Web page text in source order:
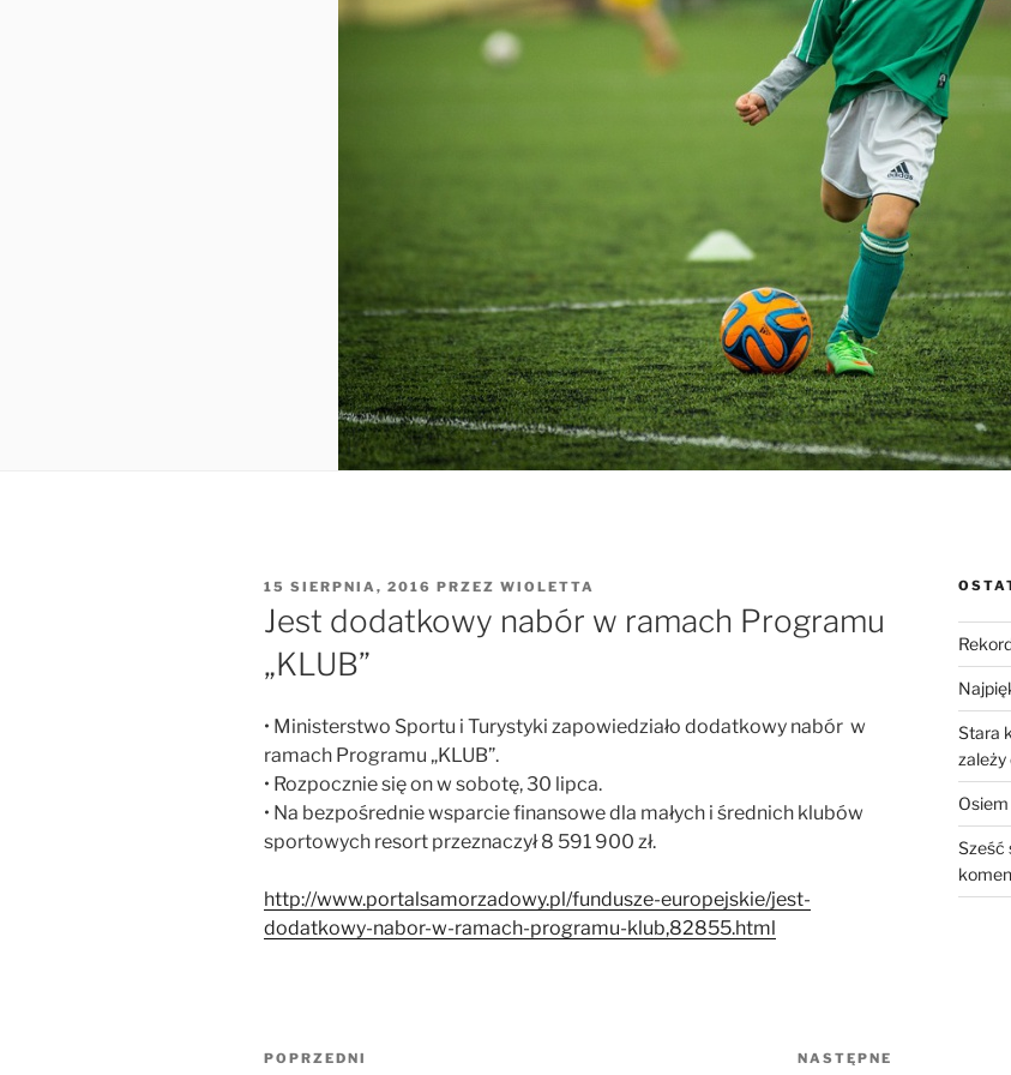
OPUBLIKOWANE
W
15 SIERPNIA, 2016 PRZEZ WIOLETTA
Jest dodatkowy nabór w ramach Programu
„KLUB”
• Ministerstwo Sportu i Turystyki zapowiedziało dodatkowy nabór w
ramach Programu „KLUB”.
• Rozpocznie się on w sobotę, 30 lipca.
• Na bezpośrednie wsparcie finansowe dla małych i średnich klubów
sportowych resort przeznaczył 8 591 900 zł.
http://www.portalsamorzadowy.pl/fundusze-europejskie/jest-
dodatkowy-nabor-w-ramach-programu-klub,82855.html
Nawigacja
Poprzedni
POPRZEDNI NASTĘPNE
Stara
zależy
Sześć